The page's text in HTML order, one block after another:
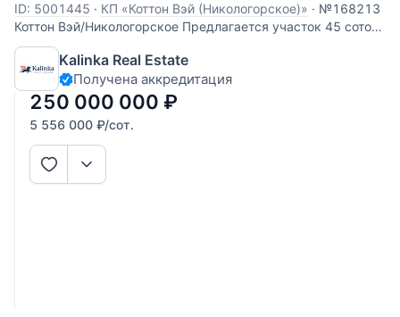
ID: 5001445 · КП «Коттон Вэй (Никологорское)» · №168213
Коттон Вэй/Никологорское Предлагается участок 45 соток
в элитном поселке Никологорское (Коттон Вэй). На участке
строение 600 кв.м. под реконструкцию.
Kalinka Real Estate
Получена аккредитация
250 000 000 ₽
5 556 000 ₽/сот.